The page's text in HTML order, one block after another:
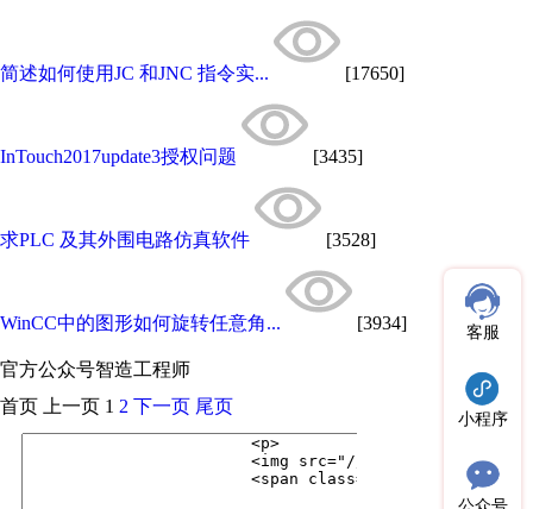
简述如何使用JC 和JNC 指令实... [17650]
InTouch2017update3授权问题 [3435]
求PLC 及其外围电路仿真软件 [3528]
WinCC中的图形如何旋转任意角... [3934]
官方公众号智造工程师
客服
小程序
首页 上一页 1 2 下一页 尾页